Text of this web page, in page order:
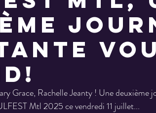
Grace, Rachelle Jeanty ! Une deuxième
Mtl 2025 ce vendredi 11 juillet...